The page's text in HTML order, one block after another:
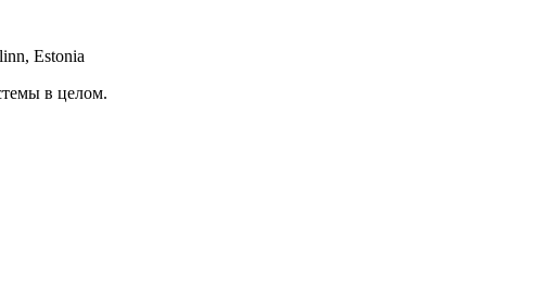
Estonia
в целом.